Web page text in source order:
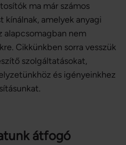
ma már számos
kínálnak, amelyek anyagi
nem
Cikkünkben sorra vesszük
szolgáltatásokat,
és igényeinkhez
átfogó